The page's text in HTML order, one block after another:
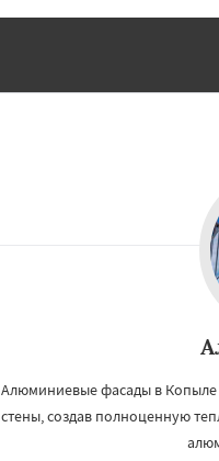
Алюминиевые фасады в Копыле
стены, создав полноценную